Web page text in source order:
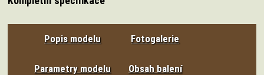
Popis modelu Fotogalerie
Parametry modelu Obsah balení